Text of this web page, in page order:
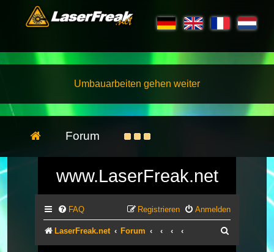
Umbauarbeiten gehen weiter
Forum
www.LaserFreak.net
FAQ Anmelden
Registrieren
LaserFreak.net Forum